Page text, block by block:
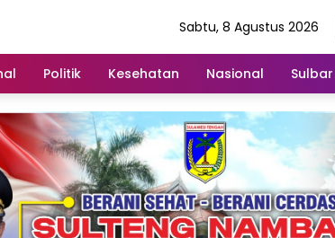
Sabtu, 8 Agustus 2026
Politik Kesehatan Nasional Sulbar